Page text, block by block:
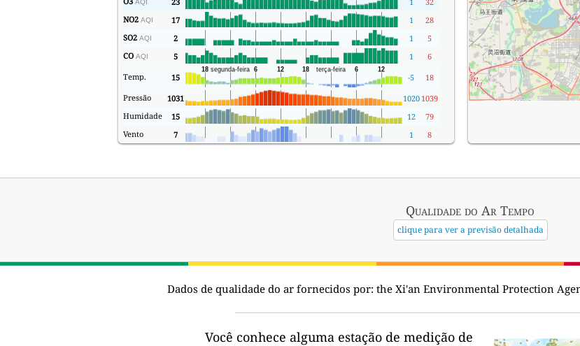
AQI
NO2 AQI 17 1
28
SO2 AQI 2 1
5
CO AQI 5 1
6
Temp.
15 -5
18
Pressão
1031 1020 1039
Humidade
15 12
79
Vento
7 1 8
Qualidade do Ar Tempo
clique para ver a previsão detalhada
Dados de qualidade do ar fornecidos por: the Xi'an Environmental Protection
Você conhece alguma estação de medição de